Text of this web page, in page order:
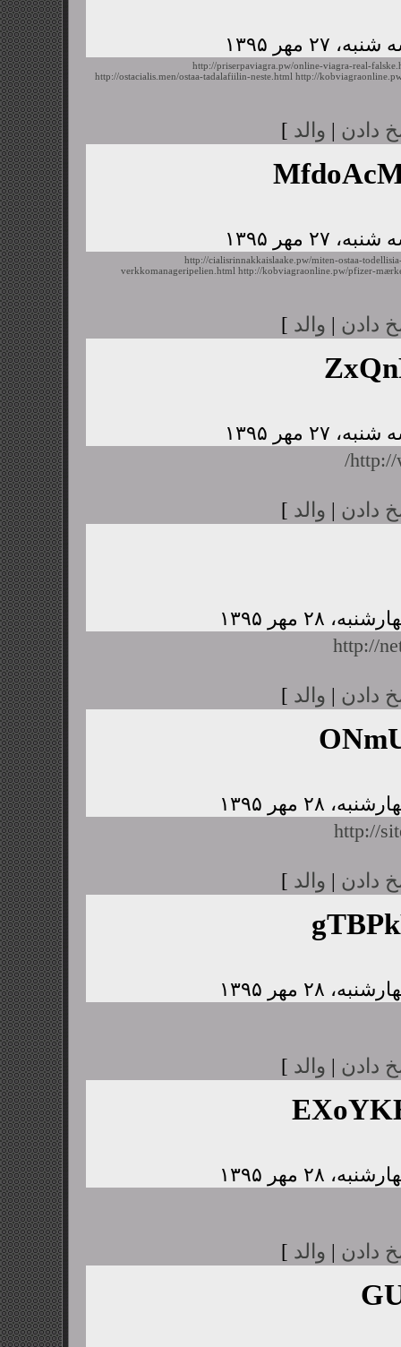
http://priserpaviagra.pw/online-viagra-real-
http://ostacialis.men/ostaa-tadalafiilin-neste.html http://
دادن | والد ]
http://cialisrinnakkaislaake.pw/miten-ostaa-
verkkomanageripelien.html http://kobviagraonline.pw/pfizer-
دادن | والد ]
http://
دادن | والد ]
http://
دادن | والد ]
http://
دادن | والد ]
دادن | والد ]
دادن | والد ]